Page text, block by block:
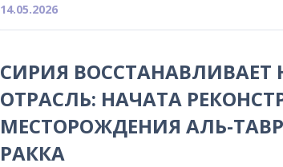
14.05.2026
СИРИЯ ВОССТАНАВЛИВАЕТ
ОТРАСЛЬ: НАЧАТА
МЕСТОРОЖДЕНИЯ АЛЬ-
РАККА